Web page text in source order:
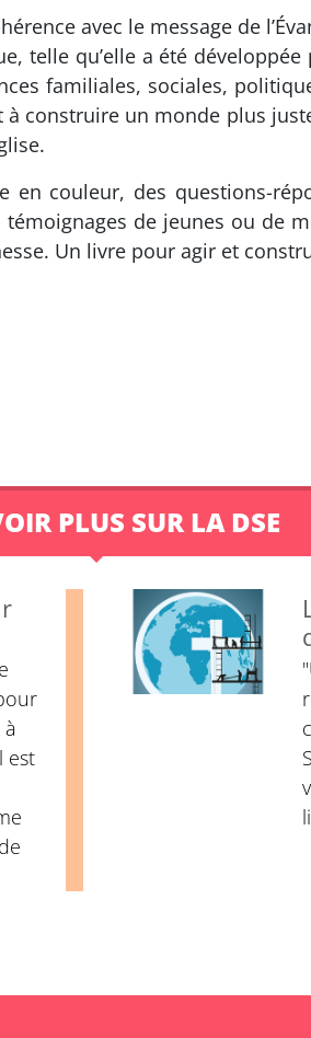
avec le message de
telle qu’elle a été
familiales, sociales,
construire un monde plus
couleur, des questions-
témoignages de jeunes ou de
Un livre pour agir et
PLUS SUR LA DSE
est